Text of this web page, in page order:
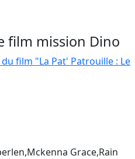
film mission Dino
du film "La Pat' Patrouille : Le
Grace,Rain